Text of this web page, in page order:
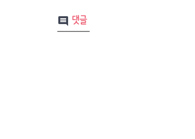
comment 댓글